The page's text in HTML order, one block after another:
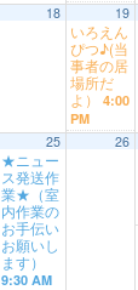
18 19
いろえん
ぴつ♪(当
事者の居
場所だ
よ）4:00
PM
25
★ニュー
ス発送作
業★（室
内作業の
お手伝い
お願いし
ます）
9:30 AM
26